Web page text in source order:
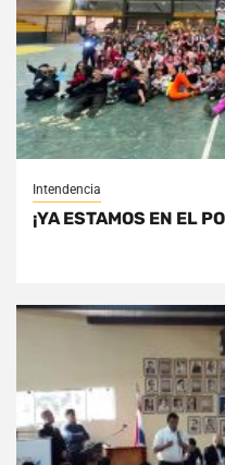
Intendencia
¡YA ESTAMOS EN EL